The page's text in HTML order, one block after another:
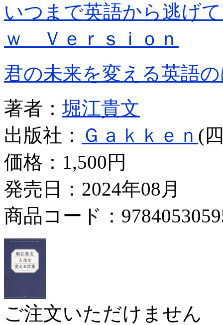
いつまで英語から逃げ
ｗ Ｖｅｒｓｉｏｎ
君の未来を変える英語
著者： 堀江貴文
出版社： Ｇａｋｋｅｎ (
価格： 1,500円
発売日：2024年08月
商品コード：
ご注文いただけません